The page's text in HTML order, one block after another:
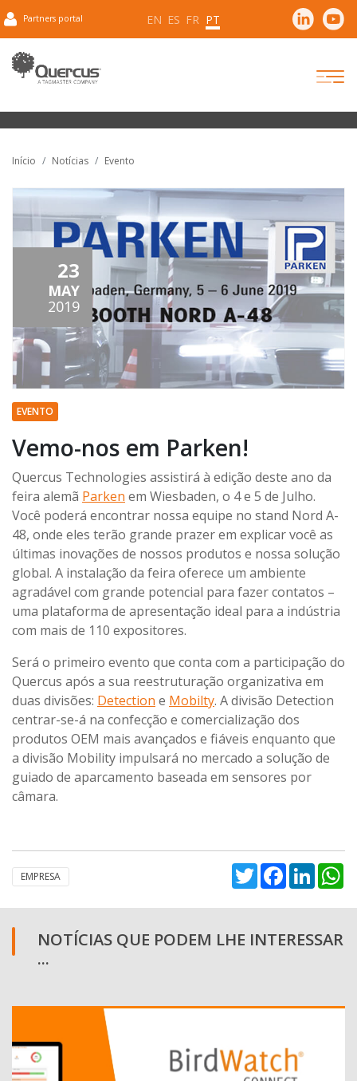
Partners portal EN ES FR PT
Início Notícias Evento
23
MAY
2019
EVENTO
Vemo-nos em Parken!
Quercus Technologies assistirá à edição deste ano da
feira alemã Parken em Wiesbaden, o 4 e 5 de Julho.
Você poderá encontrar nossa equipe no stand Nord A-
48, onde eles terão grande prazer em explicar você as
últimas inovações de nossos produtos e nossa solução
global. A instalação da feira oferece um ambiente
agradável com grande potencial para fazer contatos –
uma plataforma de apresentação ideal para a indústria
com mais de 110 expositores.
Será o primeiro evento que conta com a participação do
Quercus após a sua reestruturação organizativa em
duas divisões: Detection e Mobilty. A divisão Detection
centrar-se-á na confecção e comercialização dos
produtos OEM mais avançados e fiáveis enquanto que
a divisão Mobility impulsará no mercado a solução de
guiado de aparcamento baseada em sensores por
câmara.
EMPRESA TwitterFacebook
NOTÍCIAS QUE PODEM LHE INTERESSAR
...